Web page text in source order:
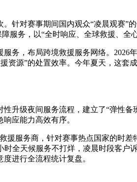
针对赛事期间国内观众“凌晨观赛”
务，以“全时响应、全球救援、全
务，布局跨境救援服务网络。2026
资源”的处置效率。今年夏天，这套
升级夜间服务流程，建立了“弹性
应能力高效有序。
服务商，针对赛事热点国家的时
全天候服务不打烊，凌晨时段客
进行全流程统计复盘。